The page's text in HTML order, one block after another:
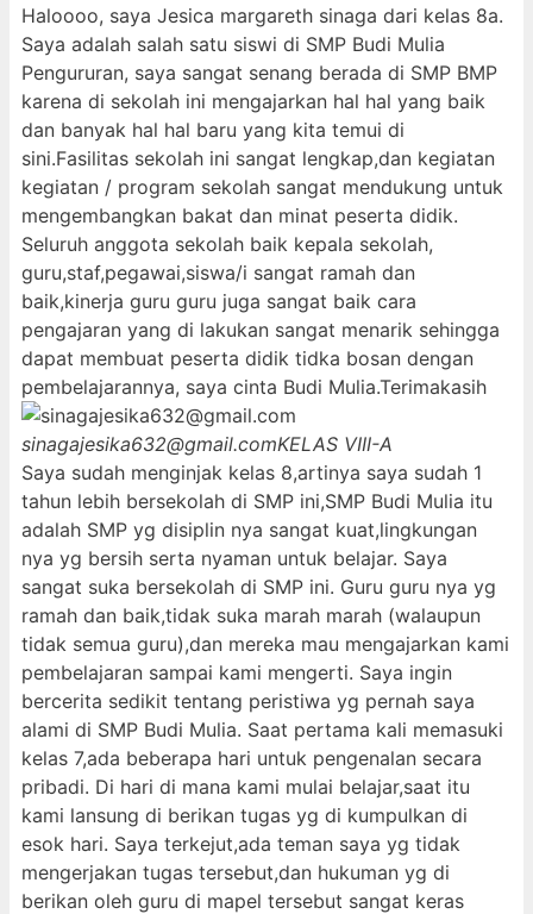
Haloooo, saya Jesica margareth sinaga dari kelas 8a.
Saya adalah salah satu siswi di SMP Budi Mulia
Pengururan, saya sangat senang berada di SMP BMP
karena di sekolah ini mengajarkan hal hal yang baik
dan banyak hal hal baru yang kita temui di
sini.Fasilitas sekolah ini sangat lengkap,dan kegiatan
kegiatan / program sekolah sangat mendukung untuk
mengembangkan bakat dan minat peserta didik.
Seluruh anggota sekolah baik kepala sekolah,
guru,staf,pegawai,siswa/i sangat ramah dan
baik,kinerja guru guru juga sangat baik cara
pengajaran yang di lakukan sangat menarik sehingga
dapat membuat peserta didik tidka bosan dengan
pembelajarannya, saya cinta Budi Mulia.Terimakasih
sinagajesika632@gmail.comKELAS VIII-A
Saya sudah menginjak kelas 8,artinya saya sudah 1
tahun lebih bersekolah di SMP ini,SMP Budi Mulia itu
adalah SMP yg disiplin nya sangat kuat,lingkungan
nya yg bersih serta nyaman untuk belajar. Saya
sangat suka bersekolah di SMP ini. Guru guru nya yg
ramah dan baik,tidak suka marah marah (walaupun
tidak semua guru),dan mereka mau mengajarkan kami
pembelajaran sampai kami mengerti. Saya ingin
bercerita sedikit tentang peristiwa yg pernah saya
alami di SMP Budi Mulia. Saat pertama kali memasuki
kelas 7,ada beberapa hari untuk pengenalan secara
pribadi. Di hari di mana kami mulai belajar,saat itu
kami lansung di berikan tugas yg di kumpulkan di
esok hari. Saya terkejut,ada teman saya yg tidak
mengerjakan tugas tersebut,dan hukuman yg di
berikan oleh guru di mapel tersebut sangat keras